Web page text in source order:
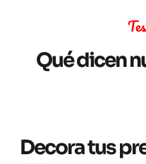
Qué dicen
Decora tus